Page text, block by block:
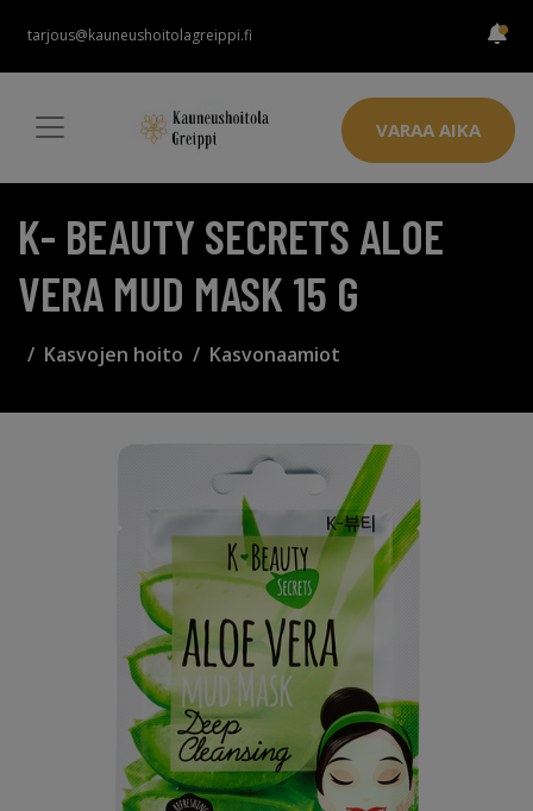
tarjous@kauneushoitolagreippi.fi
VARAA AIKA
K- BEAUTY SECRETS ALOE
VERA MUD MASK 15 G
Kasvojen hoito Kasvonaamiot